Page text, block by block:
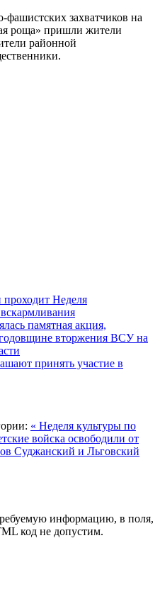
фашистских захватчиков на
роща» пришли жители
районной
проходит Неделя
памятная акция,
вторжения ВСУ на
принять участие в
« Неделя культуры по
войска освободили от
Суджанский и Льговский
информацию, в поля,
код не допустим.